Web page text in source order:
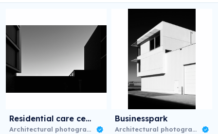
Residential care centre
Architectural photography 08/23
Businesspark
Architectural photography 08/23